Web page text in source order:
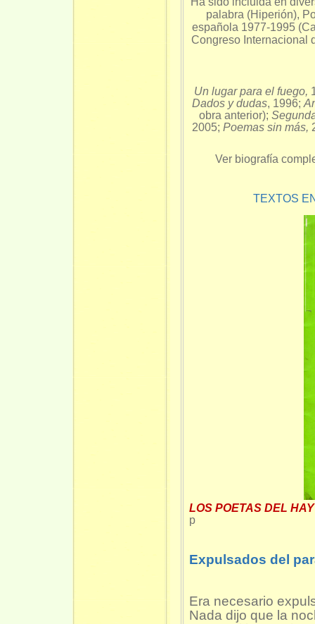
palabra (Hiperión),
española 1977-1995
Congreso Internacional
Un lugar para el fuego,
Dados y dudas, 1996;
obra anterior);
2005; Poemas sin más,
Ver biografía
TEXTOS
LOS POETAS DEL
Expulsados del
Era necesario
Nada dijo que la